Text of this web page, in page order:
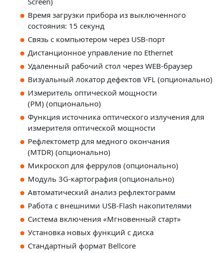
Время загрузки прибора из выключенного
состояния: 15 секунд
Связь с компьютером через USB-порт
Дистанционное управление по Ethernet
Удаленный рабочий стол через WEB-браузер
Визуальный локатор дефектов VFL (опционально)
Измеритель оптической мощности
(PM) (опционально)
Функция источника оптического излучения для
измерителя оптической мощности
Рефлектометр для медного окончания
(MTDR) (опционально)
Микроскоп для феррулов (опционально)
Модуль 3G-картография (опционально)
Автоматический анализ рефлектограмм
Работа с внешними USB-Flash накопителями
Система включения «Мгновенный старт»
Установка новых функций с диска
Стандартный формат Bellcore